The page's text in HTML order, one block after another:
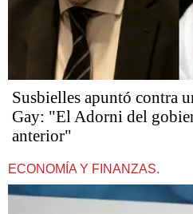
Susbielles apuntó contra
Gay: "El Adorni del
anterior"
ECONOMÍA Y FINANZAS.